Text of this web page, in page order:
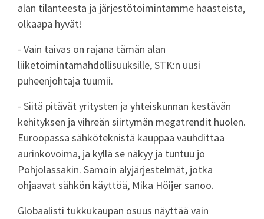
alan tilanteesta ja järjestötoimintamme haasteista,
olkaapa hyvät!
- Vain taivas on rajana tämän alan
liiketoimintamahdollisuuksille, STK:n uusi
puheenjohtaja tuumii.
- Siitä pitävät yritysten ja yhteiskunnan kestävän
kehityksen ja vihreän siirtymän megatrendit huolen.
Euroopassa sähköteknistä kauppaa vauhdittaa
aurinkovoima, ja kyllä se näkyy ja tuntuu jo
Pohjolassakin. Samoin älyjärjestelmät, jotka
ohjaavat sähkön käyttöä, Mika Höijer sanoo.
Globaalisti tukkukaupan osuus näyttää vain